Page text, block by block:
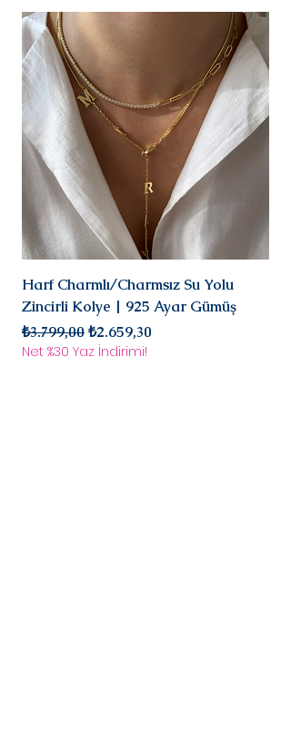
yoktur.Ürünler sipariş üstüne kişiye
özel olarak hazırlanır.Küpe
kategorisindeki ürünlerimiz hijyen
nedeniyle iade alınmamaktadır.
Diğer ürünlerimiz için bizimle 14
gün içinde iletişime geçerek
iade değişim talebinizi
iletebilirsiniz.İade/değişim sürecin
deki kargo ücreti yine anlaşmalı
ücretimizle,tarafınızca
karşılanır.Ürün bize ulaştıktan
sonra değerlendirmesi yapılır ve
sizinle iletişimde
süreci başlar.
Harf Charmlı/Charmsız Su Yolu
Zincirli Kolye | 925 Ayar Gümüş
Normal Fiyat
₺3.799,00İndirimli Fiyat
₺2.659,30
Net %30 Yaz İndirimi!